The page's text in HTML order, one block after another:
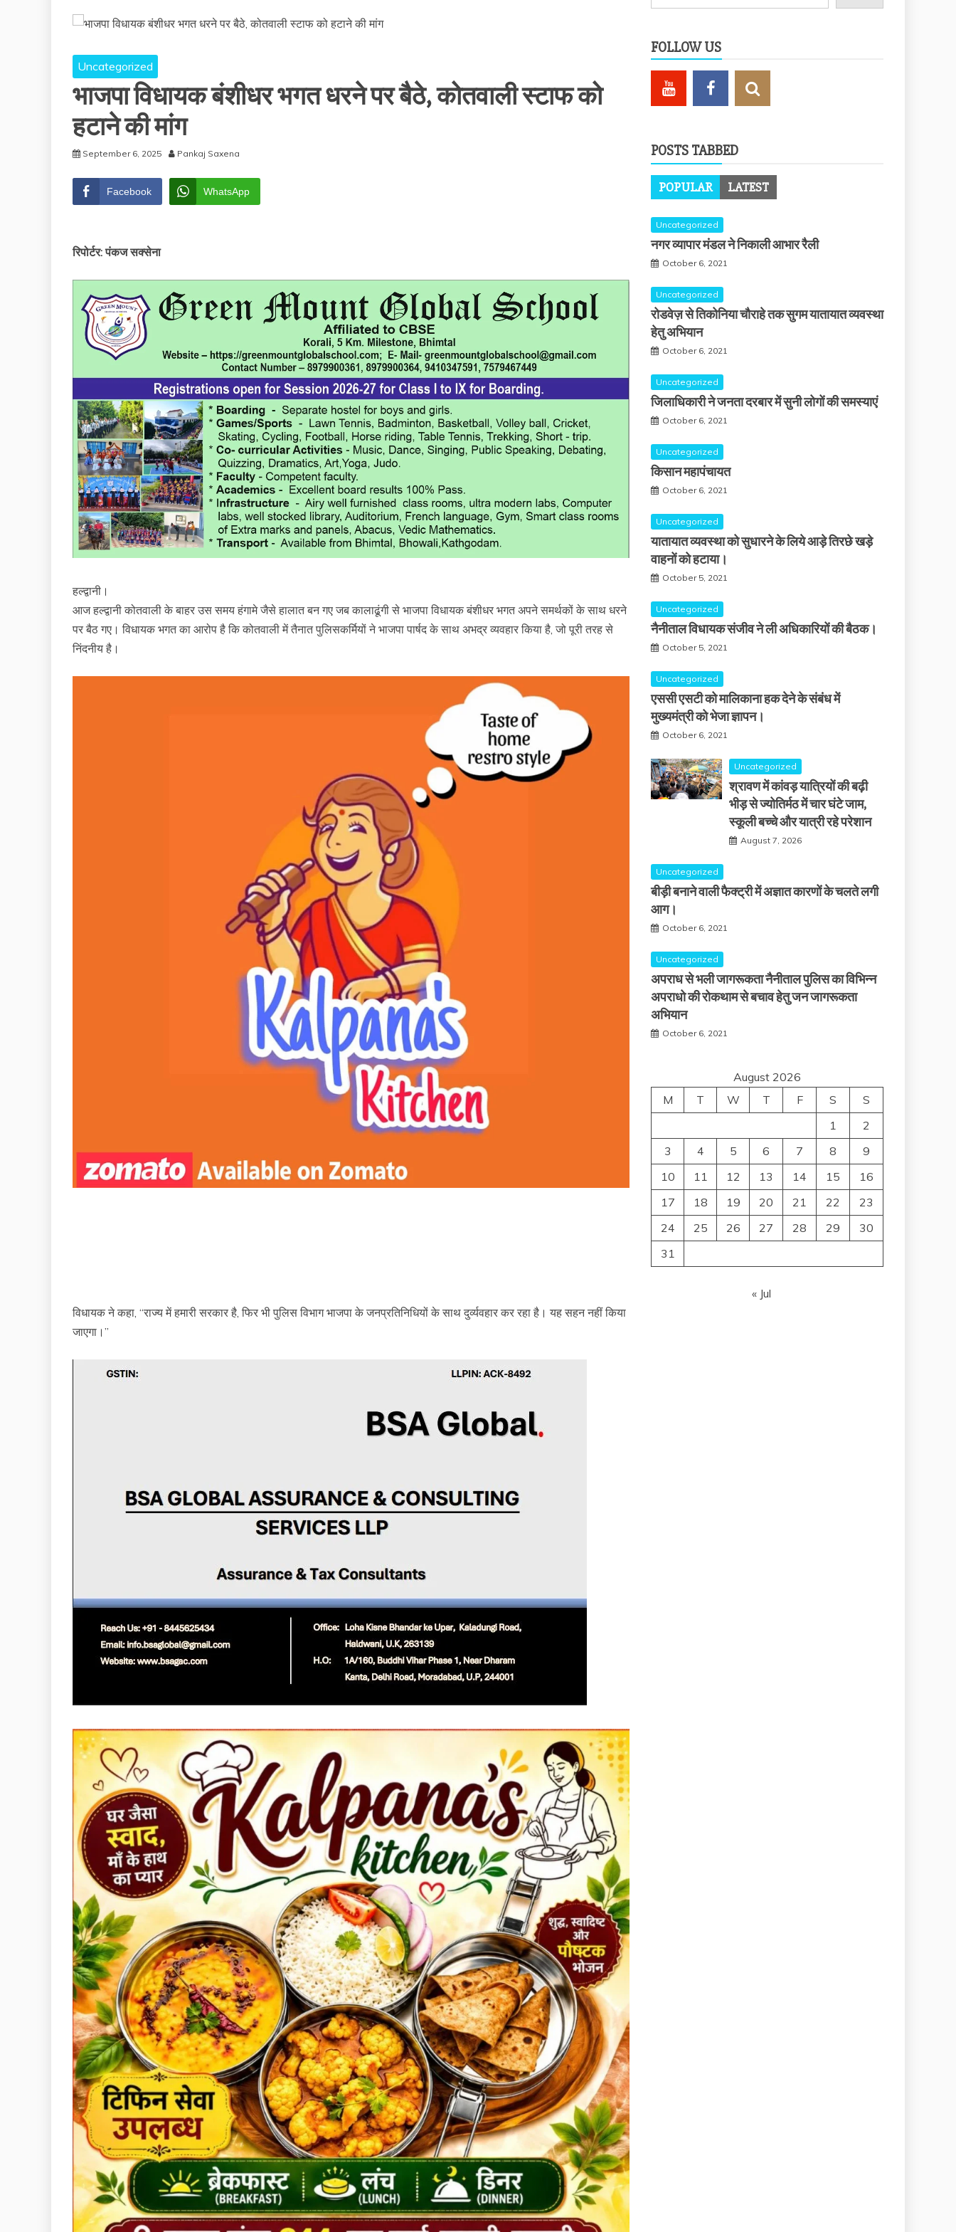
Uncategorized
भाजपा विधायक बंशीधर भगत धरने पर बैठे, कोतवाली स्टाफ को
हटाने की मांग
September 6, 2025 Pankaj Saxena
Facebook WhatsApp
रिपोर्टर: पंकज सक्सेना
हल्द्वानी।
आज हल्द्वानी कोतवाली के बाहर उस समय हंगामे जैसे हालात बन गए जब कालाढूंगी से भाजपा विधायक बंशीधर भगत अपने समर्थकों के साथ धरने
पर बैठ गए। विधायक भगत का आरोप है कि कोतवाली में तैनात पुलिसकर्मियों ने भाजपा पार्षद के साथ अभद्र व्यवहार किया है, जो पूरी तरह से
निंदनीय है।
विधायक ने कहा, “राज्य में हमारी सरकार है, फिर भी पुलिस विभाग भाजपा के जनप्रतिनिधियों के साथ दुर्व्यवहार कर रहा है। यह सहन नहीं किया
जाएगा।”
FOLLOW US
POSTS TABBED
POPULAR LATEST
Uncategorized
नगर व्यापार मंडल ने निकाली आभार रैली
October 6, 2021
Uncategorized
रोडवेज़ से तिकोनिया चौराहे तक सुगम यातायात व्यवस्था
हेतु अभियान
October 6, 2021
Uncategorized
जिलाधिकारी ने जनता दरबार में सुनी लोगों की समस्याएं
October 6, 2021
Uncategorized
किसान महापंचायत
October 6, 2021
Uncategorized
यातायात व्यवस्था को सुधारने के लिये आड़े तिरछे खड़े
वाहनों को हटाया।
October 5, 2021
Uncategorized
नैनीताल विधायक संजीव ने ली अधिकारियों की बैठक।
October 5, 2021
Uncategorized
एससी एसटी को मालिकाना हक देने के संबंध में
मुख्यमंत्री को भेजा ज्ञापन।
October 6, 2021
Uncategorized
श्रावण में कांवड़ यात्रियों की बढ़ी
भीड़ से ज्योतिर्मठ में चार घंटे जाम,
स्कूली बच्चे और यात्री रहे परेशान
August 7, 2026
Uncategorized
बीड़ी बनाने वाली फैक्ट्री में अज्ञात कारणों के चलते लगी
आग।
October 6, 2021
Uncategorized
अपराध से भली जागरूकता नैनीताल पुलिस का विभिन्न
अपराधो की रोकथाम से बचाव हेतु जन जागरूकता
अभियान
October 6, 2021
August 2026
M
T W T F S
S
1
2
3
4 5 6 7 8
9
10
11 12 13 14 15
16
17
18 19 20 21 22
23
24
25 26 27 28 29
30
31
« Jul